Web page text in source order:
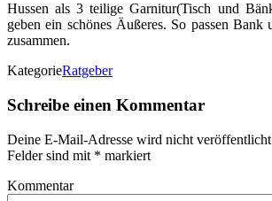
Hussen als 3 teilige Garnitur(Tisch und
geben ein schönes Äußeres. So passen Bank
zusammen.
KategorieRatgeber
Schreibe einen Kommentar
Deine E-Mail-Adresse wird nicht
Felder sind mit * markiert
Kommentar